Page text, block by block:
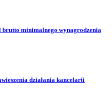
brutto minimalnego wynagrodzenia
działania kancelarii